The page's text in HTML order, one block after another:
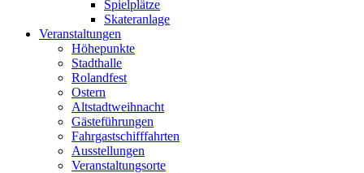
Spielplätze
Skateranlage
Veranstaltungen
Höhepunkte
Stadthalle
Rolandfest
Ostern
Altstadtweihnacht
Gästeführungen
Fahrgastschifffahrten
Ausstellungen
Veranstaltungsorte